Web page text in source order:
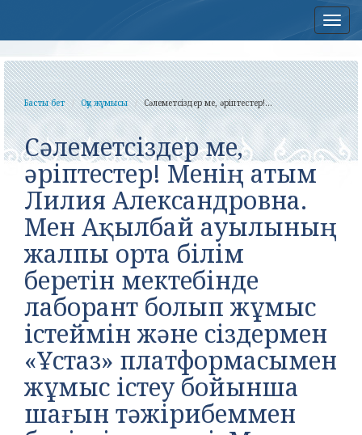
Басты бет Оқу жұмысы Сәлеметсіздер ме, әріптестер!...
Сәлеметсіздер ме,
әріптестер! Менің атым
Лилия Александровна.
Мен Ақылбай ауылының
жалпы орта білім
беретін мектебінде
лаборант болып жұмыс
істеймін және сіздермен
«Ұстаз» платформасымен
жұмыс істеу бойынша
шағын тәжірибеммен